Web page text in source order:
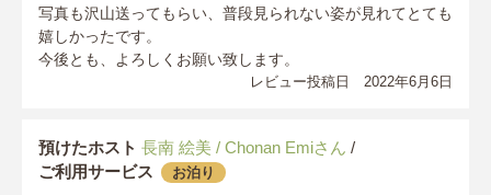
写真も沢山送ってもらい、普段見られない姿が見れてとても
嬉しかったです。
今後とも、よろしくお願い致します。
レビュー投稿日 2022年6月6日
預けたホスト 長南 絵美 / Chonan Emiさん /
ご利用サービス
お泊り